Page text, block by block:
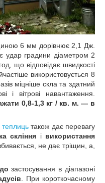
6 мм дорівнює 2,1 Дж.
удар градини діаметром 2
що відповідає швидкості
використовується 8
міцніше скла та здатний
і вітрові навантаження.
0,8-1,3 кг / кв. м. ― в
теплиць також дає перевагу
скління і використання
не дає тріщин, а,
до застосування в діапазоні
. При короткочасному